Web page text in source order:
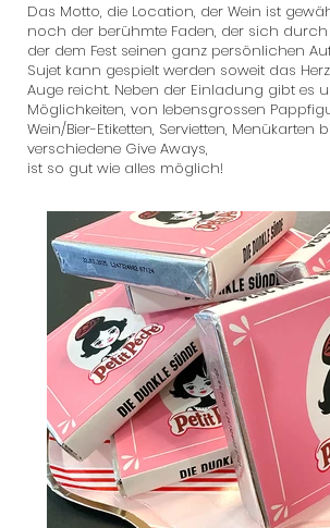
Das Motto, die Location, der Wein ist
noch der berühmte Faden, der sich
der dem Fest seinen ganz persönlichen
Sujet kann gespielt werden soweit das
Auge reicht. Neben der Einladung gibt es
Möglichkeiten, von lebensgrossen
Wein/Bier-Etiketten, Servietten, Menükarten
verschiedene Give Aways,
ist so gut wie alles möglich!